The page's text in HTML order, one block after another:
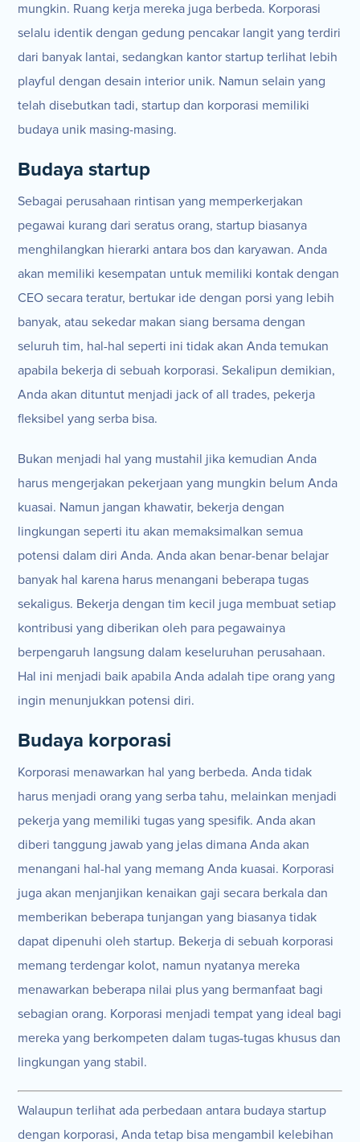
mungkin. Ruang kerja mereka juga berbeda. Korporasi
selalu identik dengan gedung pencakar langit yang terdiri
dari banyak lantai, sedangkan kantor startup terlihat lebih
playful dengan desain interior unik. Namun selain yang
telah disebutkan tadi, startup dan korporasi memiliki
budaya unik masing-masing.
Budaya startup
Sebagai perusahaan rintisan yang memperkerjakan
pegawai kurang dari seratus orang, startup biasanya
menghilangkan hierarki antara bos dan karyawan. Anda
akan memiliki kesempatan untuk memiliki kontak dengan
CEO secara teratur, bertukar ide dengan porsi yang lebih
banyak, atau sekedar makan siang bersama dengan
seluruh tim, hal-hal seperti ini tidak akan Anda temukan
apabila bekerja di sebuah korporasi. Sekalipun demikian,
Anda akan dituntut menjadi jack of all trades, pekerja
fleksibel yang serba bisa.
Bukan menjadi hal yang mustahil jika kemudian Anda
harus mengerjakan pekerjaan yang mungkin belum Anda
kuasai. Namun jangan khawatir, bekerja dengan
lingkungan seperti itu akan memaksimalkan semua
potensi dalam diri Anda. Anda akan benar-benar belajar
banyak hal karena harus menangani beberapa tugas
sekaligus. Bekerja dengan tim kecil juga membuat setiap
kontribusi yang diberikan oleh para pegawainya
berpengaruh langsung dalam keseluruhan perusahaan.
Hal ini menjadi baik apabila Anda adalah tipe orang yang
ingin menunjukkan potensi diri.
Budaya korporasi
Korporasi menawarkan hal yang berbeda. Anda tidak
harus menjadi orang yang serba tahu, melainkan menjadi
pekerja yang memiliki tugas yang spesifik. Anda akan
diberi tanggung jawab yang jelas dimana Anda akan
menangani hal-hal yang memang Anda kuasai. Korporasi
juga akan menjanjikan kenaikan gaji secara berkala dan
memberikan beberapa tunjangan yang biasanya tidak
dapat dipenuhi oleh startup. Bekerja di sebuah korporasi
memang terdengar kolot, namun nyatanya mereka
menawarkan beberapa nilai plus yang bermanfaat bagi
sebagian orang. Korporasi menjadi tempat yang ideal bagi
mereka yang berkompeten dalam tugas-tugas khusus dan
lingkungan yang stabil.
Walaupun terlihat ada perbedaan antara budaya startup
dengan korporasi, Anda tetap bisa mengambil kelebihan